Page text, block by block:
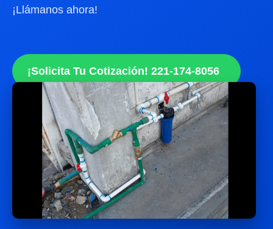
¡Llámanos ahora!
¡Solicita Tu Cotización! 221-174-8056